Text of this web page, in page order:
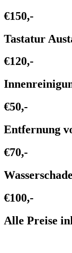
€150,-
Tastatur
€120,-
€50,-
Entfernung
€70,-
€100,-
Alle Preise